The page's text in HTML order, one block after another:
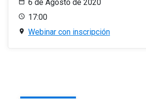
6 de Agosto de 2020
17:00
Webinar con inscripción